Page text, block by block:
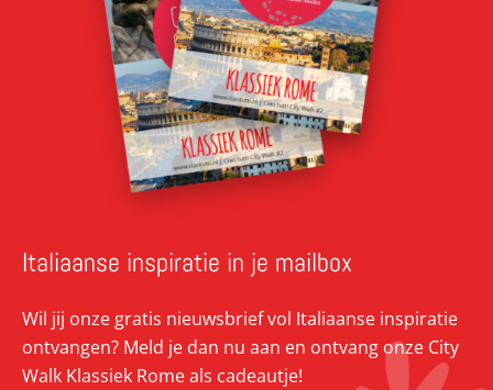
Italiaanse inspiratie in je mailbox
Wil jij onze gratis nieuwsbrief vol Italiaanse inspiratie
ontvangen? Meld je dan nu aan en ontvang onze City
Walk Klassiek Rome als cadeautje!